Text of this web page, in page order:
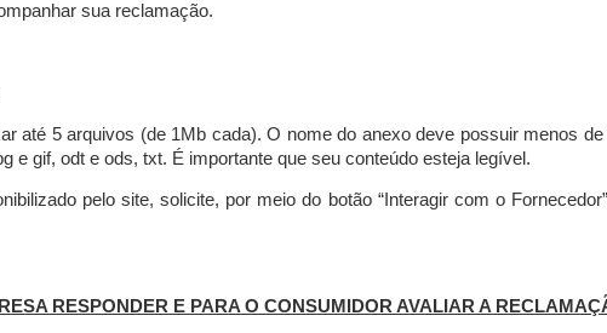
sua reclamação.
até 5 arquivos (de 1Mb cada). O nome do anexo deve possuir menos
e gif, odt e ods, txt. É importante que seu conteúdo esteja legível.
pelo site, solicite, por meio do botão “Interagir com o
RESPONDER E PARA O CONSUMIDOR AVALIAR A